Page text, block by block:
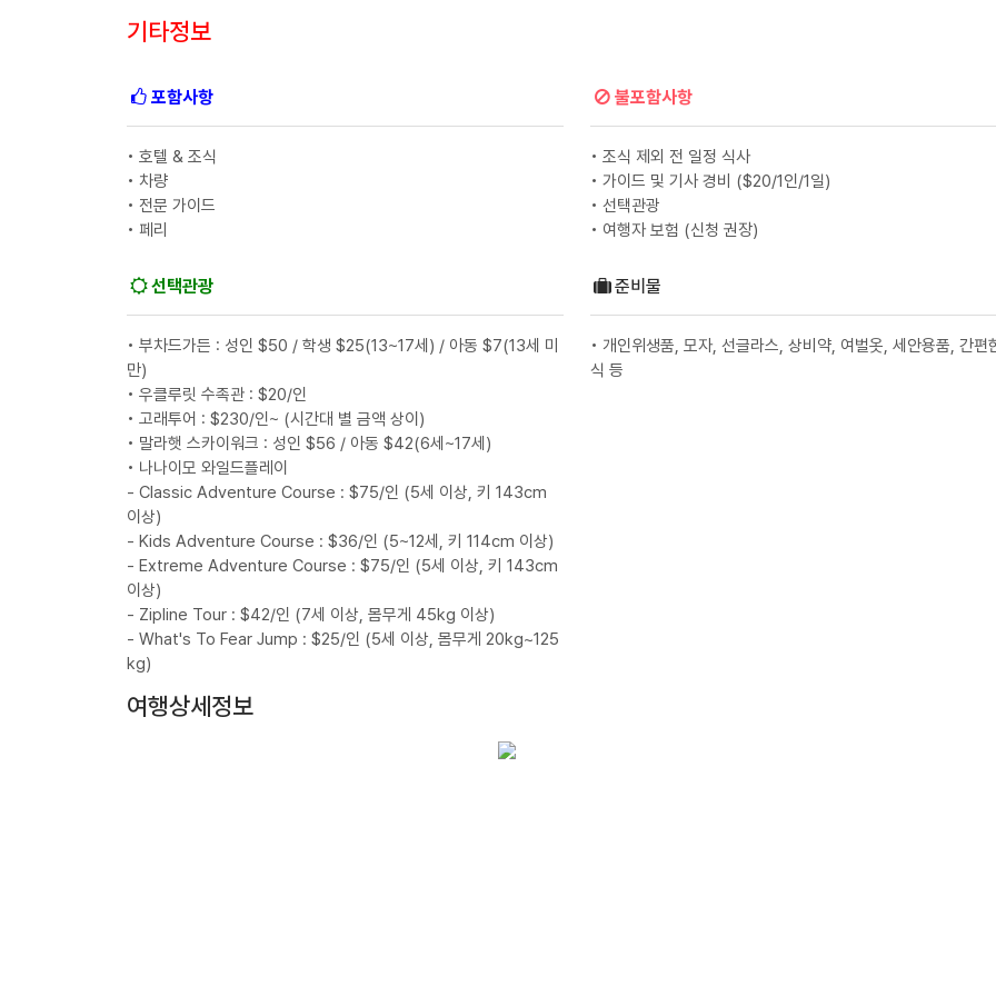
기타정보
포함사항
• 호텔 & 조식
• 차량
• 전문 가이드
• 페리
불포함사항
• 조식 제외 전 일정 식사
• 가이드 및 기사 경비 ($20/1인/1일)
• 선택관광
• 여행자 보험 (신청 권장)
선택관광
• 부차드가든 : 성인 $50 / 학생 $25(13~17세) / 아동 $7(13세 미
만)
• 우클루릿 수족관 : $20/인
• 고래투어 : $230/인~ (시간대 별 금액 상이)
• 말라햇 스카이워크 : 성인 $56 / 아동 $42(6세~17세)
• 나나이모 와일드플레이
- Classic Adventure Course : $75/인 (5세 이상, 키 143cm
이상)
- Kids Adventure Course : $36/인 (5~12세, 키 114cm 이상)
- Extreme Adventure Course : $75/인 (5세 이상, 키 143cm
이상)
- Zipline Tour : $42/인 (7세 이상, 몸무게 45kg 이상)
- What's To Fear Jump : $25/인 (5세 이상, 몸무게 20kg~125
kg)
준비물
• 개인위생품, 모자, 선글라스, 상비약, 여벌옷, 세안용품, 간편
식 등
여행상세정보